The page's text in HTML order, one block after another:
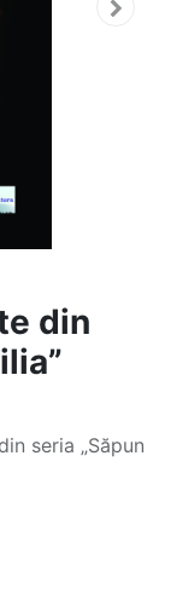
din
seria „Săpun